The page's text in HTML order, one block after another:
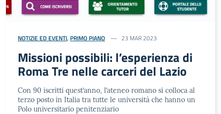
NOTIZIE ED EVENTI, PRIMO PIANO 23 MAR 2023
Missioni possibili: l’esperienza di
Roma Tre nelle carceri del Lazio
Con 90 iscritti quest’anno, l’ateneo romano si colloca al
terzo posto in Italia tra tutte le università che hanno un
Polo universitario penitenziario